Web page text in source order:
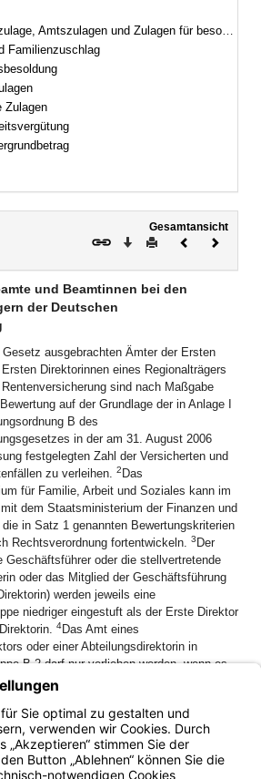
und Zulagen für besondere Berufsgruppen
Familienzuschlag
Zulagen
Gesamtansicht
Download
DruckenVorheriges
und Beamtinnen bei den
der Deutschen
Gesetz ausgebrachten Ämter der Ersten
Direktorinnen eines Regionalträgers
sind nach Maßgabe
auf der Grundlage der in Anlage I
B des
in der am 31. August 2006
festgelegten Zahl der Versicherten und
zu verleihen. 2 Das
für Familie, Arbeit und Soziales kann im
dem Staatsministerium der Finanzen und
in Satz 1 genannten Bewertungskriterien
Rechtsverordnung fortentwickeln. 3 Der
Geschäftsführer oder die stellvertretende
oder das Mitglied der Geschäftsführung
werden jeweils eine
niedriger eingestuft als der Erste Direktor
4Das Amt eines
oder einer Abteilungsdirektorin in
B 2 darf nur verliehen werden, wenn es
Leiter oder die Leiterin einer großen und
handelt und der Erste Direktor oder
mindestens in Besoldungsgruppe B 5